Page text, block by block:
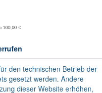
100,00 €
den technischen Betrieb der
gesetzt werden. Andere
dieser Website erhöhen,